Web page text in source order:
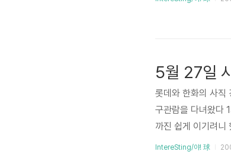
5월 27일
롯데와 한화의 사직
구관람을 다녀왔다
까진 쉽게 이기려니
리로 6연승~!!! 이맛
IntereSting/야! 球